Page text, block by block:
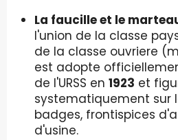
La faucille et le
l'union de la classe
de la classe ouvriere
est adopte
de l'URSS en 1923 et
systematiquement sur
badges, frontispices
d'usine.